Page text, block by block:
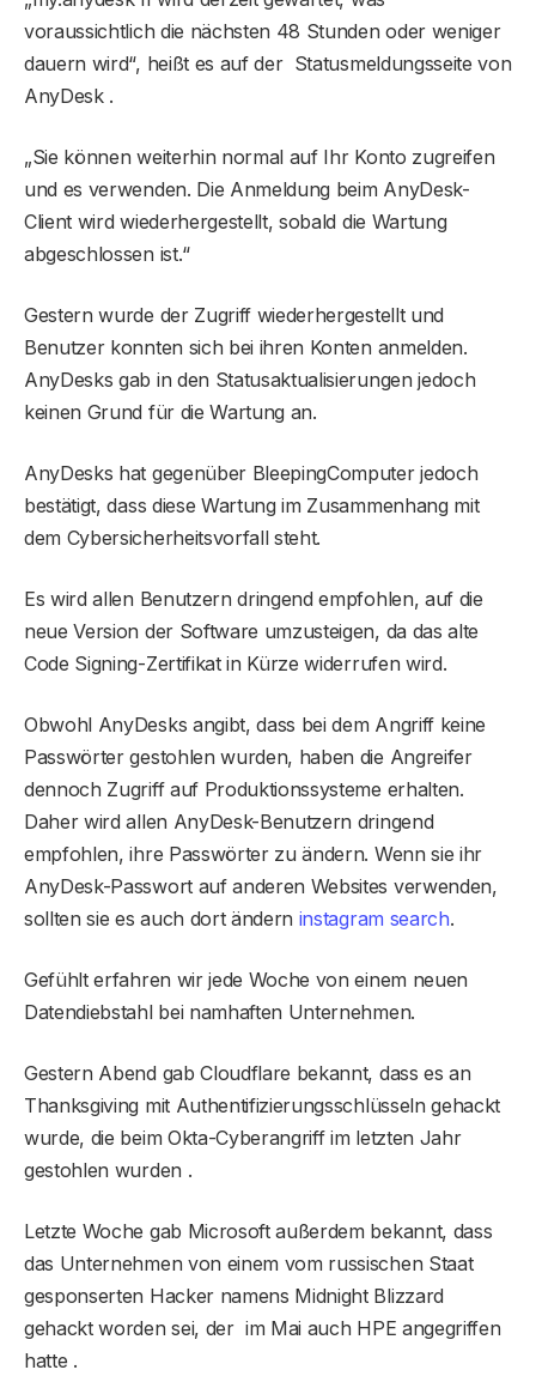
voraussichtlich die nächsten 48 Stunden oder weniger
dauern wird“, heißt es auf der Statusmeldungsseite von
AnyDesk .
„Sie können weiterhin normal auf Ihr Konto zugreifen
und es verwenden. Die Anmeldung beim AnyDesk-
Client wird wiederhergestellt, sobald die Wartung
abgeschlossen ist.“
Gestern wurde der Zugriff wiederhergestellt und
Benutzer konnten sich bei ihren Konten anmelden.
AnyDesks gab in den Statusaktualisierungen jedoch
keinen Grund für die Wartung an.
AnyDesks hat gegenüber BleepingComputer jedoch
bestätigt, dass diese Wartung im Zusammenhang mit
dem Cybersicherheitsvorfall steht.
Es wird allen Benutzern dringend empfohlen, auf die
neue Version der Software umzusteigen, da das alte
Code Signing-Zertifikat in Kürze widerrufen wird.
Obwohl AnyDesks angibt, dass bei dem Angriff keine
Passwörter gestohlen wurden, haben die Angreifer
dennoch Zugriff auf Produktionssysteme erhalten.
Daher wird allen AnyDesk-Benutzern dringend
empfohlen, ihre Passwörter zu ändern. Wenn sie ihr
AnyDesk-Passwort auf anderen Websites verwenden,
sollten sie es auch dort ändern instagram search.
Gefühlt erfahren wir jede Woche von einem neuen
Datendiebstahl bei namhaften Unternehmen.
Gestern Abend gab Cloudflare bekannt, dass es an
Thanksgiving mit Authentifizierungsschlüsseln gehackt
wurde, die beim Okta-Cyberangriff im letzten Jahr
gestohlen wurden .
Letzte Woche gab Microsoft außerdem bekannt, dass
das Unternehmen von einem vom russischen Staat
gesponserten Hacker namens Midnight Blizzard
gehackt worden sei, der im Mai auch HPE angegriffen
hatte .